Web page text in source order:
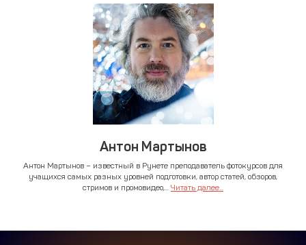
Антон Мартынов
Антон Мартынов – известный в Рунете преподаватель фотокурсов для
учащихся самых разных уровней подготовки, автор статей, обзоров,
стримов и промовидео,... Читать далее...